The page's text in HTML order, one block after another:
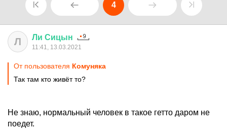
4
Л Ли Сицын
11:41, 13.03.2021
От пользователя Комуняка
Так там кто живёт то?
Не знаю, нормальный человек в такое гетто даром не
поедет.